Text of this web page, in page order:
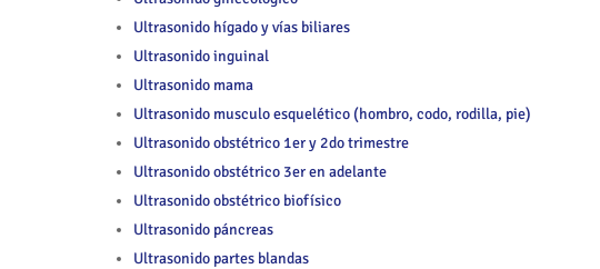
Ultrasonido hígado y vías biliares
Ultrasonido inguinal
Ultrasonido mama
Ultrasonido musculo esquelético (hombro, codo, rodilla, pie)
Ultrasonido obstétrico 1er y 2do trimestre
Ultrasonido obstétrico 3er en adelante
Ultrasonido obstétrico biofísico
Ultrasonido páncreas
Ultrasonido partes blandas